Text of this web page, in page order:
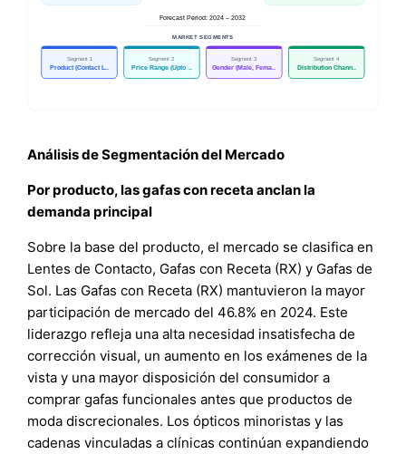
Análisis de Segmentación del Mercado
Por producto, las gafas con receta anclan la
demanda principal
Sobre la base del producto, el mercado se clasifica en
Lentes de Contacto, Gafas con Receta (RX) y Gafas de
Sol. Las Gafas con Receta (RX) mantuvieron la mayor
participación de mercado del 46.8% en 2024. Este
liderazgo refleja una alta necesidad insatisfecha de
corrección visual, un aumento en los exámenes de la
vista y una mayor disposición del consumidor a
comprar gafas funcionales antes que productos de
moda discrecionales. Los ópticos minoristas y las
cadenas vinculadas a clínicas continúan expandiendo